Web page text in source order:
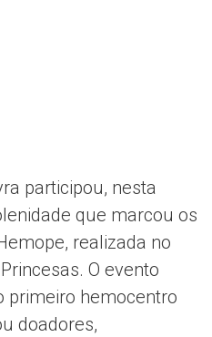
participou, nesta
que marcou os
realizada no
O evento
primeiro hemocentro
doadores,